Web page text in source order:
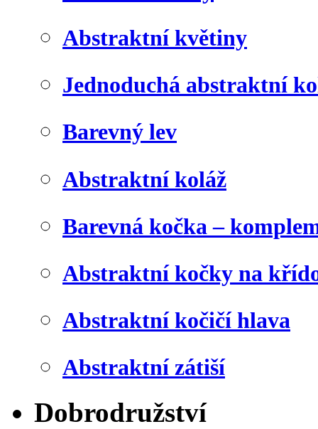
Abstraktní květiny
Jednoduchá abstraktní
Barevný lev
Abstraktní koláž
Barevná kočka –
Abstraktní kočky na
Abstraktní kočičí hlava
Abstraktní zátiší
Dobrodružství